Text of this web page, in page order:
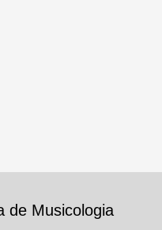
de Musicologia